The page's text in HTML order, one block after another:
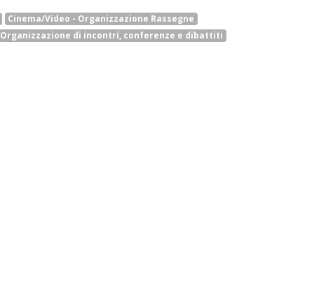
Cinema/Video - Organizzazione Rassegne
Organizzazione di incontri, conferenze e dibattiti